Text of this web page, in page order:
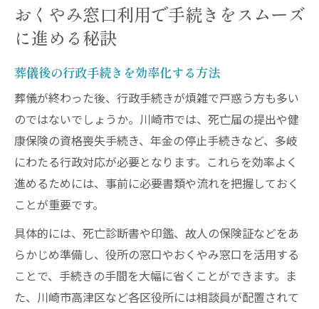
おくやみ窓口利用で手続きをスムーズ
に進める秘訣
葬儀後の行政手続きを効率化する方法
葬儀が終わった後、行政手続きが煩雑で戸惑う方も多い
のではないでしょうか。川崎市では、死亡届の提出や健
康保険の資格喪失手続き、年金の停止手続きなど、多岐
にわたる行政対応が必要となります。これらを効率よく
進めるためには、事前に必要書類や流れを把握しておく
ことが重要です。
具体的には、死亡診断書や印鑑、故人の保険証などをあ
らかじめ準備し、役所の窓口やおくやみ窓口を活用する
ことで、手続きの手間を大幅に省くことができます。ま
た、川崎市高津区など各区役所には相談員が配置されて